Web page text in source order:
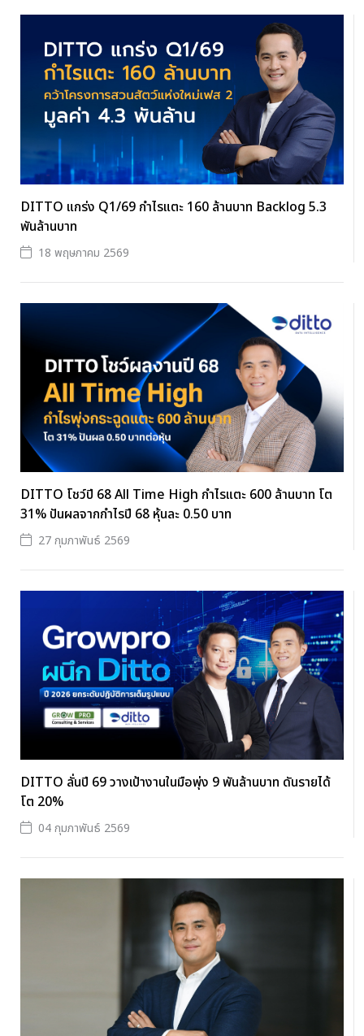
DITTO แกร่ง Q1/69 กำไรแตะ 160 ล้านบาท Backlog 5.3
พันล้านบาท
18 พฤษภาคม 2569
DITTO โชว์ปี 68 All Time High กำไรแตะ 600 ล้านบาท โต
31% ปันผลจากกำไรปี 68 หุ้นละ 0.50 บาท
27 กุมภาพันธ์ 2569
DITTO ลั่นปี 69 วางเป้างานในมือพุ่ง 9 พันล้านบาท ดันรายได้
โต 20%
04 กุมภาพันธ์ 2569